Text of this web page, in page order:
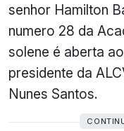
senhor Hamilton
numero 28 da
solene é aberta
presidente da
Nunes Santos.